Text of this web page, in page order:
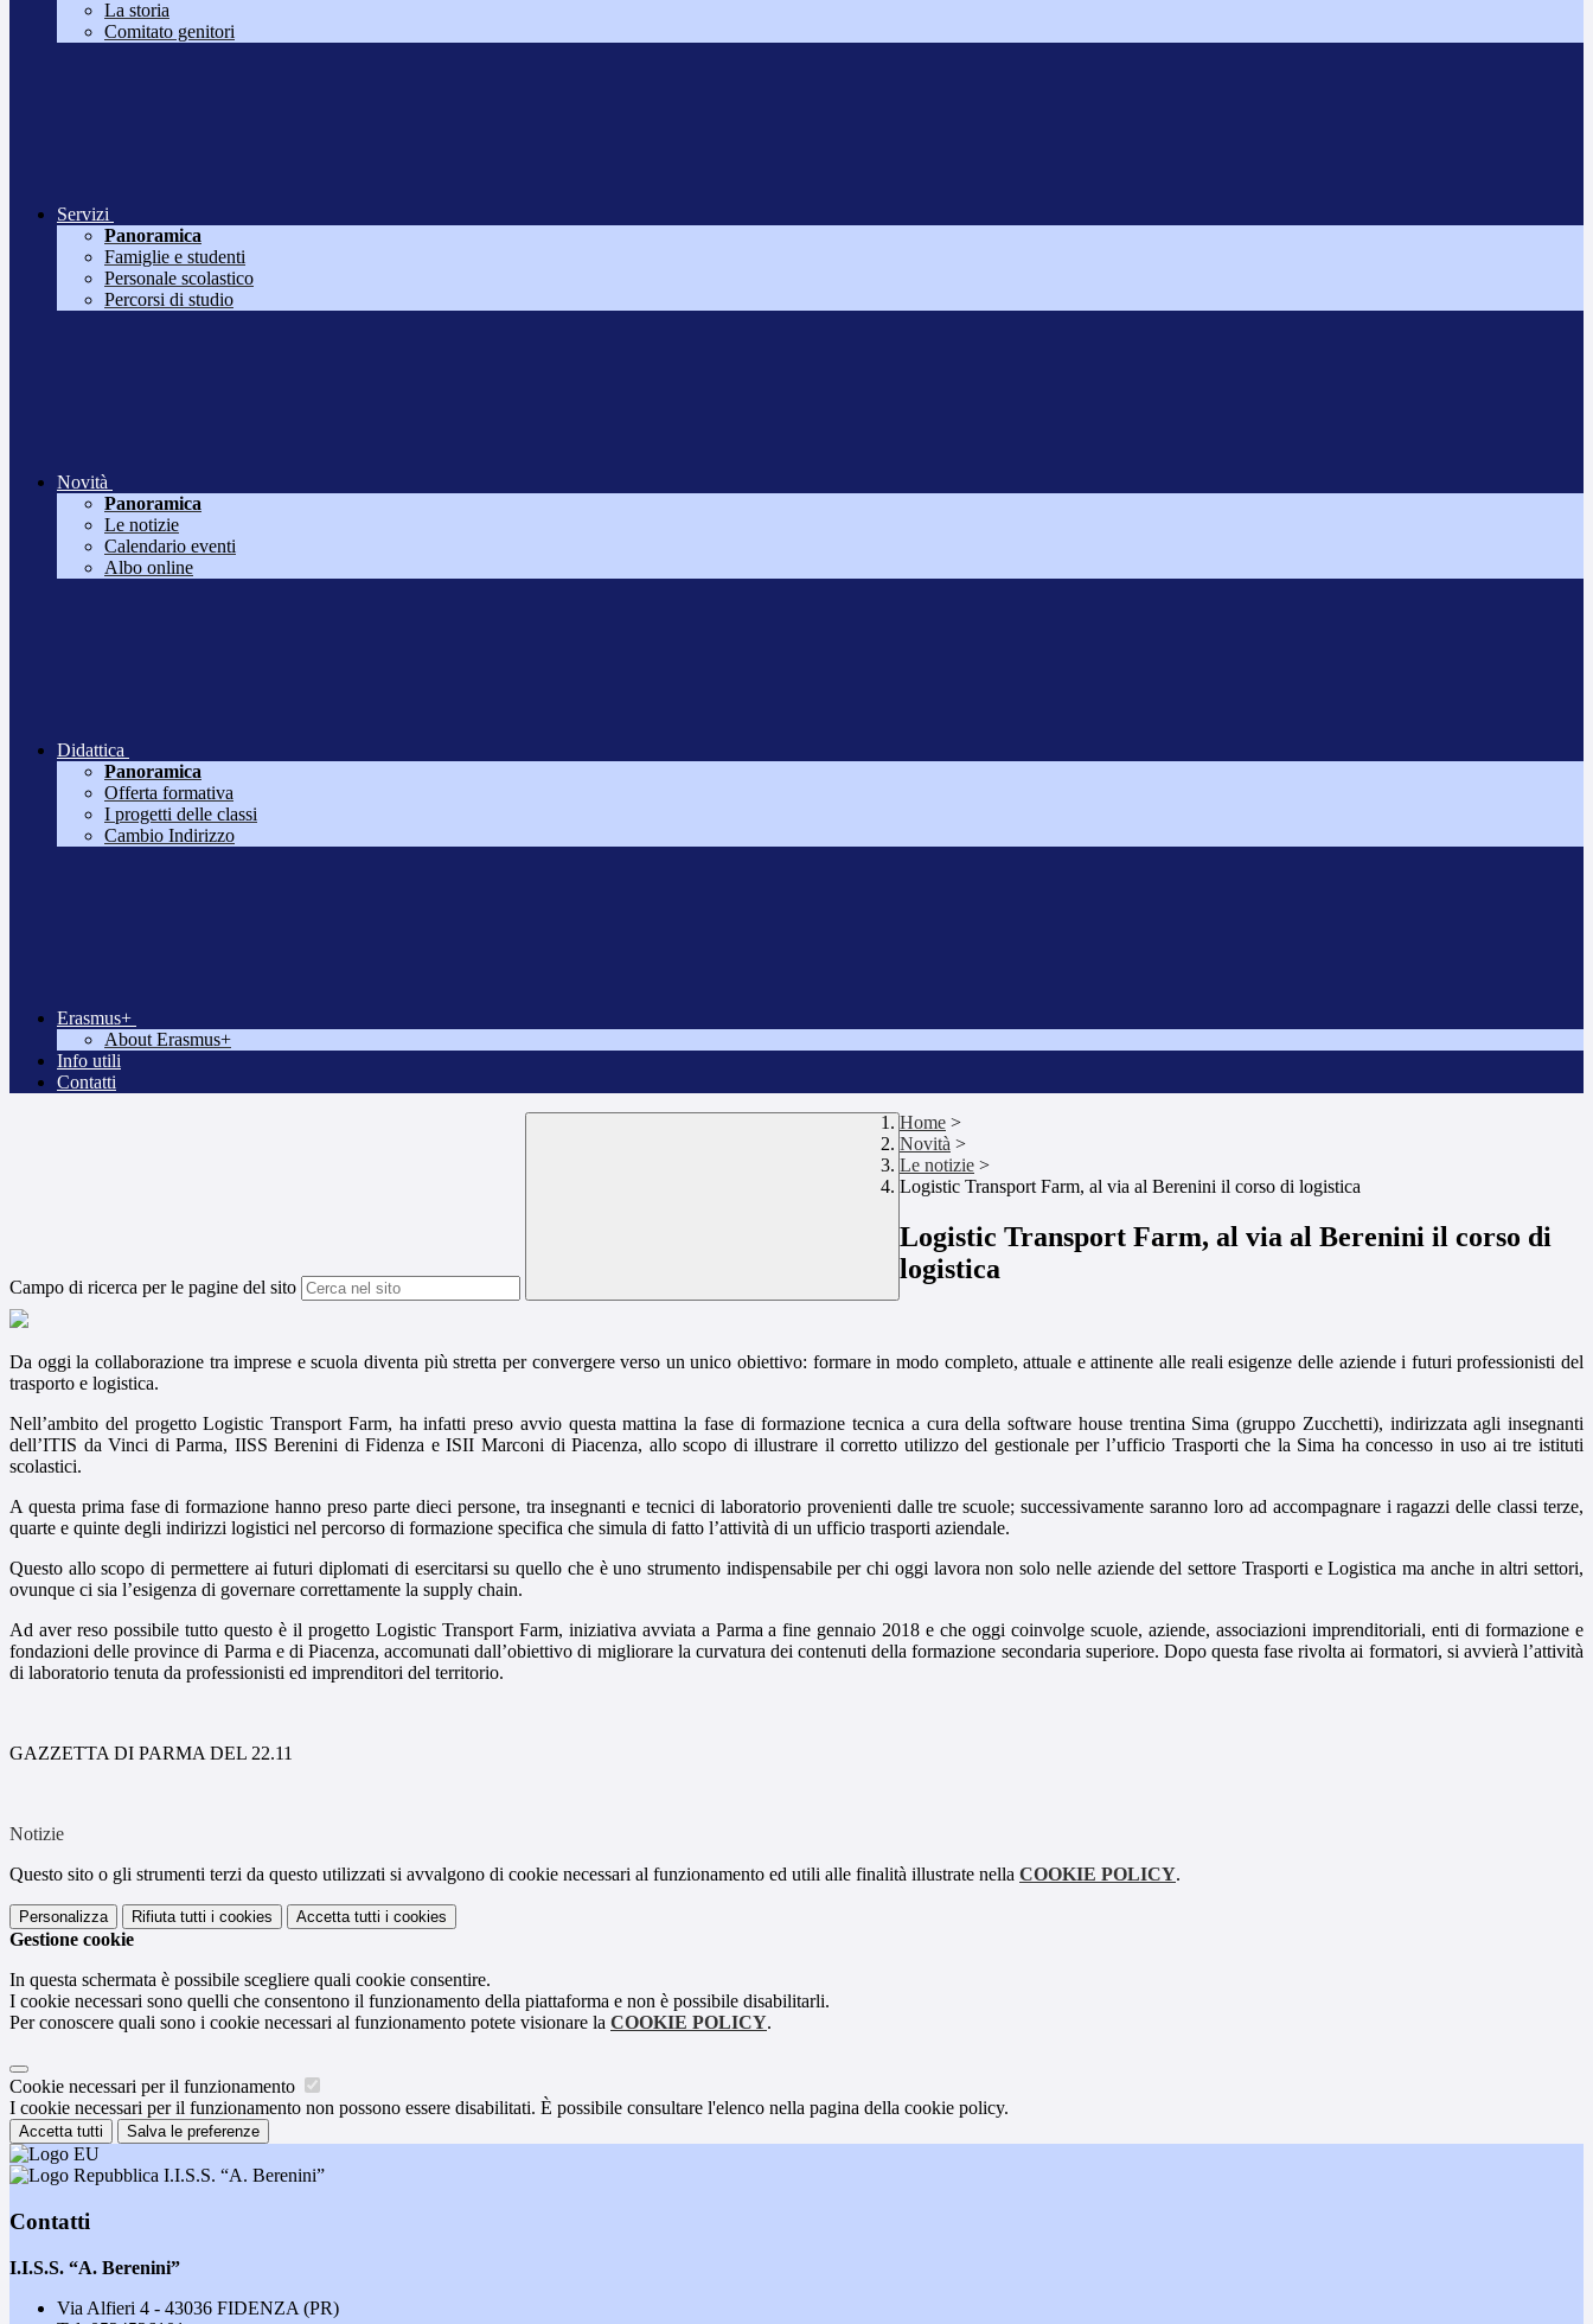
La storia
Comitato genitori
Servizi
Panoramica
Famiglie e studenti
Personale scolastico
Percorsi di studio
Novità
Panoramica
Le notizie
Calendario eventi
Albo online
Didattica
Panoramica
Offerta formativa
I progetti delle classi
Cambio Indirizzo
Erasmus+
About Erasmus+
Info utili
Contatti
Campo di ricerca per le pagine del sito
Home >
Novità >
Le notizie >
Logistic Transport Farm, al via al Berenini il corso di logistica
Logistic Transport Farm, al via al Berenini il corso di
logistica
Da oggi la collaborazione tra imprese e scuola diventa più stretta per convergere verso un unico obiettivo: formare in modo completo, attuale e attinente alle reali esigenze delle aziende i futuri professionisti del
trasporto e logistica.
Nell’ambito del progetto Logistic Transport Farm, ha infatti preso avvio questa mattina la fase di formazione tecnica a cura della software house trentina Sima (gruppo Zucchetti), indirizzata agli insegnanti
dell’ITIS da Vinci di Parma, IISS Berenini di Fidenza e ISII Marconi di Piacenza, allo scopo di illustrare il corretto utilizzo del gestionale per l’ufficio Trasporti che la Sima ha concesso in uso ai tre istituti
scolastici.
A questa prima fase di formazione hanno preso parte dieci persone, tra insegnanti e tecnici di laboratorio provenienti dalle tre scuole; successivamente saranno loro ad accompagnare i ragazzi delle classi terze,
quarte e quinte degli indirizzi logistici nel percorso di formazione specifica che simula di fatto l’attività di un ufficio trasporti aziendale.
Questo allo scopo di permettere ai futuri diplomati di esercitarsi su quello che è uno strumento indispensabile per chi oggi lavora non solo nelle aziende del settore Trasporti e Logistica ma anche in altri settori,
ovunque ci sia l’esigenza di governare correttamente la supply chain.
Ad aver reso possibile tutto questo è il progetto Logistic Transport Farm, iniziativa avviata a Parma a fine gennaio 2018 e che oggi coinvolge scuole, aziende, associazioni imprenditoriali, enti di formazione e
fondazioni delle province di Parma e di Piacenza, accomunati dall’obiettivo di migliorare la curvatura dei contenuti della formazione secondaria superiore. Dopo questa fase rivolta ai formatori, si avvierà l’attività
di laboratorio tenuta da professionisti ed imprenditori del territorio.
GAZZETTA DI PARMA DEL 22.11
Notizie
Questo sito o gli strumenti terzi da questo utilizzati si avvalgono di cookie necessari al funzionamento ed utili alle finalità illustrate nella COOKIE POLICY.
Personalizza Rifiuta tutti i cookies Accetta tutti i cookies
Gestione cookie
In questa schermata è possibile scegliere quali cookie consentire.
I cookie necessari sono quelli che consentono il funzionamento della piattaforma e non è possibile disabilitarli.
Per conoscere quali sono i cookie necessari al funzionamento potete visionare la COOKIE POLICY.
Cookie necessari per il funzionamento
I cookie necessari per il funzionamento non possono essere disabilitati. È possibile consultare l'elenco nella pagina della cookie policy.
Accetta tutti Salva le preferenze
I.I.S.S. “A. Berenini”
Contatti
I.I.S.S. “A. Berenini”
Via Alfieri 4 - 43036 FIDENZA (PR)